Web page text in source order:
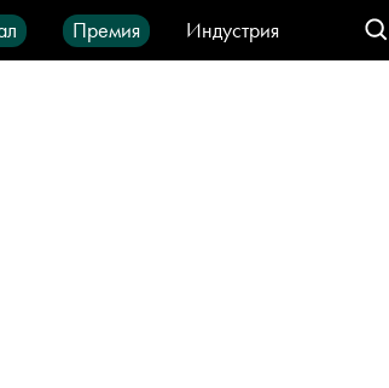
Премия
Индустрия
IT-продукты